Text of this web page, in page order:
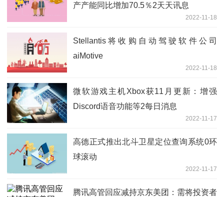
产产能同比增加70.5％2天天讯息
2022-11-18
Stellantis将收购自动驾驶软件公司
aiMotive
2022-11-18
微软游戏主机Xbox获11月更新：增强
Discord语音功能等2每日消息
2022-11-17
高德正式推出北斗卫星定位查询系统0环
球滚动
2022-11-17
腾讯高管回应减持京东美团：需将投资者